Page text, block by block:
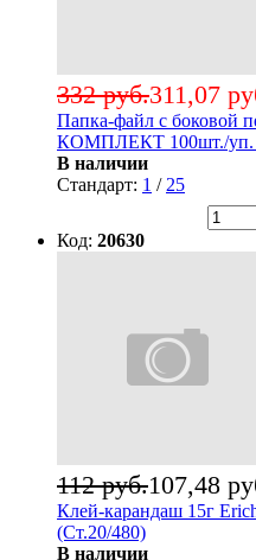
311,07
332 руб.
Папка-файл с боковой
КОМПЛЕКТ 100шт./уп.
В наличии
Стандарт: 1 / 25
Код: 20630
107,48
112 руб.
Клей-карандаш 15г
(Ст.20/480)
В наличии